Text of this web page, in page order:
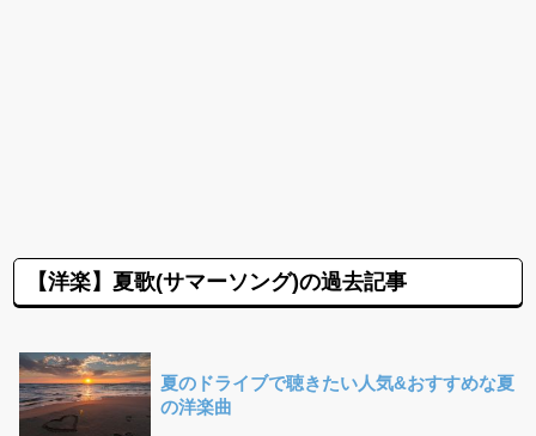
【洋楽】夏歌(サマーソング)の過去記事
夏のドライブで聴きたい人気&おすすめな夏
の洋楽曲